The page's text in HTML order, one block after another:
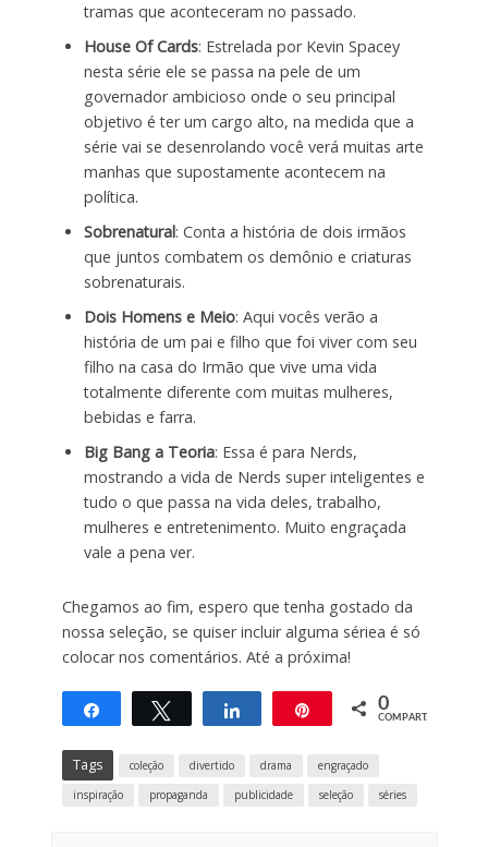
tramas que aconteceram no passado.
House Of Cards: Estrelada por Kevin Spacey
nesta série ele se passa na pele de um
governador ambicioso onde o seu principal
objetivo é ter um cargo alto, na medida que a
série vai se desenrolando você verá muitas arte
manhas que supostamente acontecem na
política.
Sobrenatural: Conta a história de dois irmãos
que juntos combatem os demônio e criaturas
sobrenaturais.
Dois Homens e Meio: Aqui vocês verão a
história de um pai e filho que foi viver com seu
filho na casa do Irmão que vive uma vida
totalmente diferente com muitas mulheres,
bebidas e farra.
Big Bang a Teoria: Essa é para Nerds,
mostrando a vida de Nerds super inteligentes e
tudo o que passa na vida deles, trabalho,
mulheres e entretenimento. Muito engraçada
vale a pena ver.
Chegamos ao fim, espero que tenha gostado da
nossa seleção, se quiser incluir alguma sériea é só
colocar nos comentários. Até a próxima!
CompartilharTwittar Compartilhar 0
COMPART.
Tags coleção divertido drama
engraçado
inspiração
propaganda publicidade seleção séries